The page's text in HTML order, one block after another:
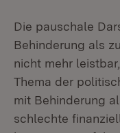
Die pauschale
Behinderung als
nicht mehr
Thema der
mit Behinderung
schlechte